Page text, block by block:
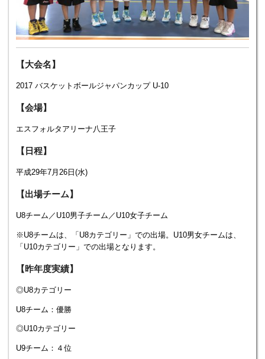
【大会名】
2017 バスケットボールジャパンカップ U-10
【会場】
エスフォルタアリーナ八王子
【日程】
平成29年7月26日(水)
【出場チーム】
U8チーム／U10男子チーム／U10女子チーム
※U8チームは、「U8カテゴリー」での出場。U10男女チームは、
「U10カテゴリー」での出場となります。
【昨年度実績】
◎U8カテゴリー
U8チーム：優勝
◎U10カテゴリー
U9チーム：４位